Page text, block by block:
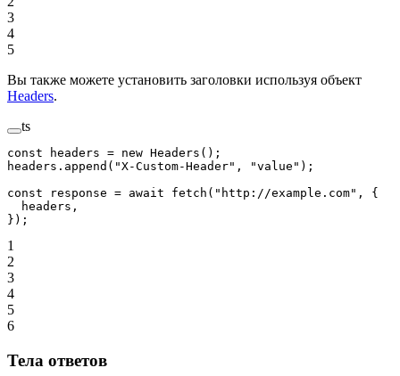
3
4
5
Вы также можете установить заголовки используя объект
Headers.
ts
const headers = new Headers ();
headers. append ( "X-Custom-Header" , "value" );
const response = await fetch ( "http://example.com" , {
  headers,
});
1
2
3
4
5
6
Тела ответов